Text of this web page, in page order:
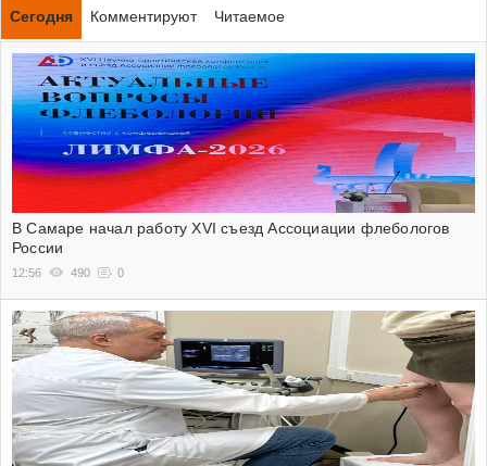
Сегодня Комментируют Читаемое
В Самаре начал работу XVI съезд Ассоциации флебологов
России
12:56 490 0